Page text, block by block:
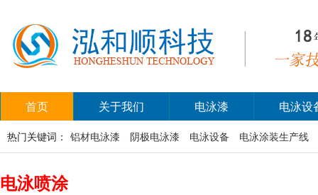
首页 关于我们 电泳漆 电泳设
热门关键词： 铝材电泳漆 阴极电泳漆 电泳设备 电泳涂装生产线
电泳喷涂